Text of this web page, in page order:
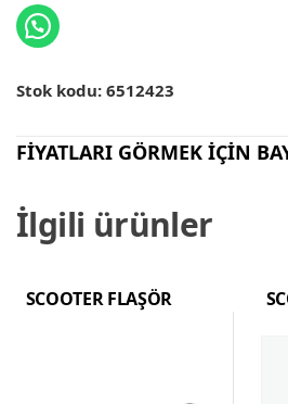
Stok kodu: 6512423
FİYATLARI GÖRMEK İÇİN
İlgili ürünler
SCOOTER FLAŞÖR